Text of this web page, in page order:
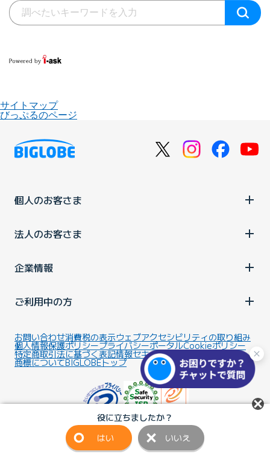
役に立ちましたか？
はい
いいえ
サイトマップ
びっぷるのページ
個人のお客さま
法人のお客さま
企業情報
ご利用中の方
お問い合わせ消費税の表示ウェブアクセシビリティの取り組み
個人情報保護ポリシープライバシーポータルCookieポリシー
特定商取引法に基づく表記情報セキュリティ基本方針
商標についてBIGLOBEトップ
Copyright ©BIGLOBE Inc. 2026. All rights reserved.